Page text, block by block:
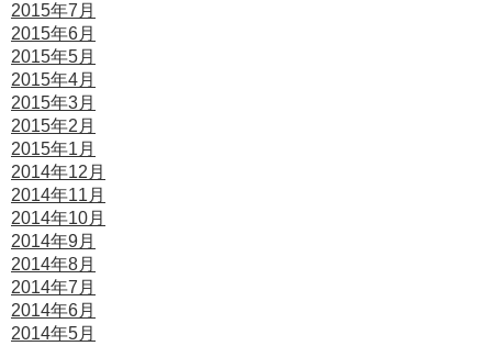
2015年7月
2015年6月
2015年5月
2015年4月
2015年3月
2015年2月
2015年1月
2014年12月
2014年11月
2014年10月
2014年9月
2014年8月
2014年7月
2014年6月
2014年5月